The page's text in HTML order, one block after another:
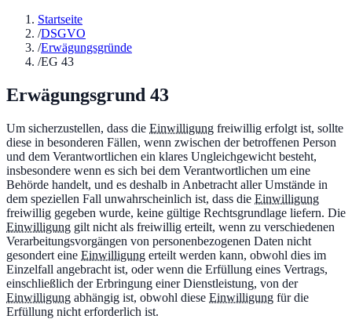
Startseite
/DSGVO
/Erwägungsgründe
/EG 43
Erwägungsgrund 43
Um sicherzustellen, dass die Einwilligung freiwillig erfolgt ist, sollte
diese in besonderen Fällen, wenn zwischen der betroffenen Person
und dem Verantwortlichen ein klares Ungleichgewicht besteht,
insbesondere wenn es sich bei dem Verantwortlichen um eine
Behörde handelt, und es deshalb in Anbetracht aller Umstände in
dem speziellen Fall unwahrscheinlich ist, dass die Einwilligung
freiwillig gegeben wurde, keine gültige Rechtsgrundlage liefern. Die
Einwilligung gilt nicht als freiwillig erteilt, wenn zu verschiedenen
Verarbeitungsvorgängen von personenbezogenen Daten nicht
gesondert eine Einwilligung erteilt werden kann, obwohl dies im
Einzelfall angebracht ist, oder wenn die Erfüllung eines Vertrags,
einschließlich der Erbringung einer Dienstleistung, von der
Einwilligung abhängig ist, obwohl diese Einwilligung für die
Erfüllung nicht erforderlich ist.